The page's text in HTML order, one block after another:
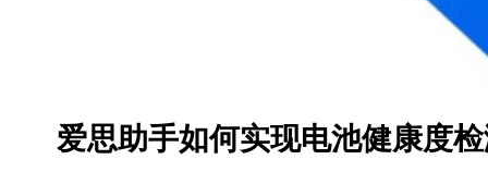
爱思助手如何实现电池健康度